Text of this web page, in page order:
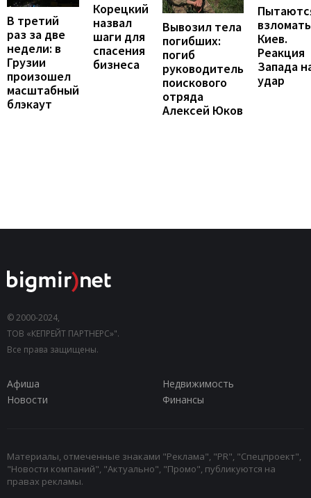
В третий
раз за две
недели: в
Грузии
произошел
масштабный
блэкаут
Корецкий
назвал
шаги для
спасения
бизнеса
Вывозил тела
погибших:
погиб
руководитель
поискового
отряда
Алексей Юков
взломать
Киев.
Реакция
Запада
удар
© 2000-2024,
ТОВ «КЕПРЕЙТ ПАРТНЕРС»".
Все права защищены.
Афиша
Недвижимость
Новости
Финансы
Материалы, отмеченные знаками "Реклама", "PR", "Спецпроект",
"Новости компаний", "Актуально", "Промо", публикуются на
правах рекламы.